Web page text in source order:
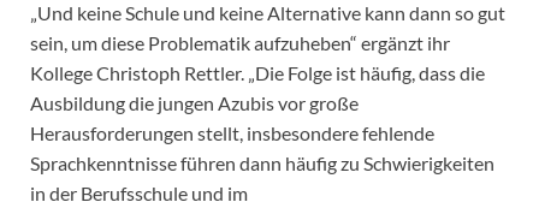
„Und keine Schule und keine Alternative kann dann so gut
sein, um diese Problematik aufzuheben“ ergänzt ihr
Kollege Christoph Rettler. „Die Folge ist häufig, dass die
Ausbildung die jungen Azubis vor große
Herausforderungen stellt, insbesondere fehlende
Sprachkenntnisse führen dann häufig zu Schwierigkeiten
in der Berufsschule und im